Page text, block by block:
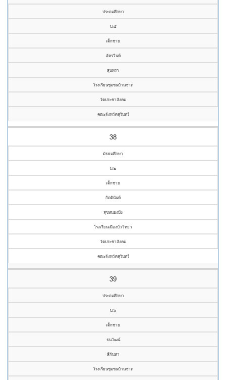
ประถมศึกษา
ป.๕
เด็กชาย
อัครวินท์
สุนทรา
โรงเรียนชุมชนบ้านซาด
วัดประชาสังคม
คณะจังหวัดสุรินทร์
38
มัธยมศึกษา
ม.๒
เด็กชาย
กิตตินันท์
สุขหนองบึง
โรงเรียนเมืองบัววิทยา
วัดประชาสังคม
คณะจังหวัดสุรินทร์
39
ประถมศึกษา
ป.๖
เด็กชาย
ธนวัฒน์
สีกันหา
โรงเรียนชุมชนบ้านซาด